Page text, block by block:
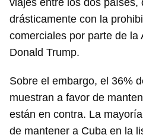
viajes entre los dos países,
drásticamente con la
comerciales por parte de la
Donald Trump.
Sobre el embargo, el 36%
muestran a favor de
están en contra. La
de mantener a Cuba en la